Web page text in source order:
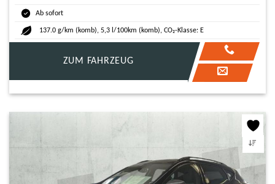
Ab sofort
137.0 g/km (komb), 5,3 l/100km (komb), CO₂-Klasse: E
ZUM FAHRZEUG